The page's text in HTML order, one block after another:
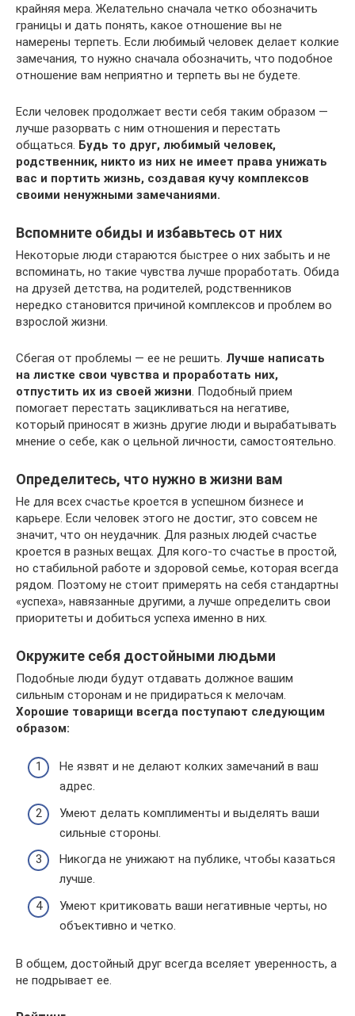
крайняя мера. Желательно сначала четко обозначить
границы и дать понять, какое отношение вы не
намерены терпеть. Если любимый человек делает колкие
замечания, то нужно сначала обозначить, что подобное
отношение вам неприятно и терпеть вы не будете.
Если человек продолжает вести себя таким образом —
лучше разорвать с ним отношения и перестать
общаться. Будь то друг, любимый человек,
родственник, никто из них не имеет права унижать
вас и портить жизнь, создавая кучу комплексов
своими ненужными замечаниями.
Вспомните обиды и избавьтесь от них
Некоторые люди стараются быстрее о них забыть и не
вспоминать, но такие чувства лучше проработать. Обида
на друзей детства, на родителей, родственников
нередко становится причиной комплексов и проблем во
взрослой жизни.
Сбегая от проблемы — ее не решить. Лучше написать
на листке свои чувства и проработать них,
отпустить их из своей жизни. Подобный прием
помогает перестать зацикливаться на негативе,
который приносят в жизнь другие люди и вырабатывать
мнение о себе, как о цельной личности, самостоятельно.
Определитесь, что нужно в жизни вам
Не для всех счастье кроется в успешном бизнесе и
карьере. Если человек этого не достиг, это совсем не
значит, что он неудачник. Для разных людей счастье
кроется в разных вещах. Для кого-то счастье в простой,
но стабильной работе и здоровой семье, которая всегда
рядом. Поэтому не стоит примерять на себя стандартны
«успеха», навязанные другими, а лучше определить свои
приоритеты и добиться успеха именно в них.
Окружите себя достойными людьми
Подобные люди будут отдавать должное вашим
сильным сторонам и не придираться к мелочам.
Хорошие товарищи всегда поступают следующим
образом:
Не язвят и не делают колких замечаний в ваш
адрес.
Умеют делать комплименты и выделять ваши
сильные стороны.
Никогда не унижают на публике, чтобы казаться
лучше.
Умеют критиковать ваши негативные черты, но
объективно и четко.
В общем, достойный друг всегда вселяет уверенность, а
не подрывает ее.